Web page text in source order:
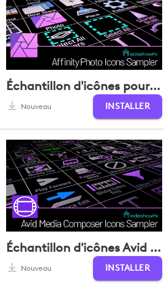
Échantillon d'icônes pour Affinity Photo
Nouveau INSTALLER
Échantillon d'icônes Avid Media Composer
Nouveau INSTALLER